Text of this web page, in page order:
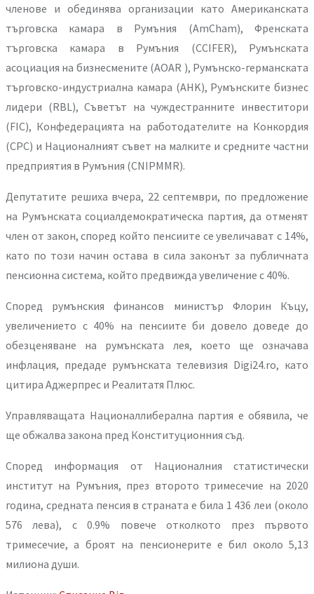
членове и обединява организации като Американската
търговска камара в Румъния (AmCham), Френската
търговска камара в Румъния (CCIFER), Румънската
асоциация на бизнесмените (AOAR ), Румънско-германската
търговско-индустриална камара (AHK), Румънските бизнес
лидери (RBL), Съветът на чуждестранните инвеститори
(FIC), Конфедерацията на работодателите на Конкордия
(CPC) и Националният съвет на малките и средните частни
предприятия в Румъния (CNIPMMR).
Депутатите решиха вчера, 22 септември, по предложение
на Румънската социалдемократическа партия, да отменят
член от закон, според който пенсиите се увеличават с 14%,
като по този начин остава в сила законът за публичната
пенсионна система, който предвижда увеличение с 40%.
Според румънския финансов министър Флорин Къцу,
увеличението с 40% на пенсиите би довело доведе до
обезценяване на румънската лея, което ще означава
инфлация, предаде румънската телевизия Digi24.ro, като
цитира Аджерпрес и Реалитатя Плюс.
Управляващата Националлиберална партия е обявила, че
ще обжалва закона пред Конституционния съд.
Според информация от Националния статистически
институт на Румъния, през второто тримесечие на 2020
година, средната пенсия в страната е била 1 436 леи (около
576 лева), с 0.9% повече отколкото през първото
тримесечие, а броят на пенсионерите е бил около 5,13
милиона души.